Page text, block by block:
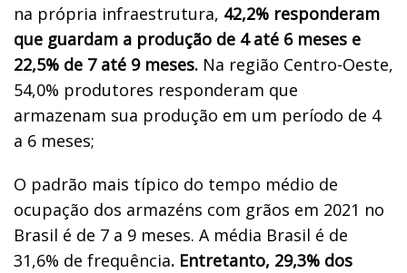
na própria infraestrutura, 42,2% responderam
que guardam a produção de 4 até 6 meses e
22,5% de 7 até 9 meses. Na região Centro-Oeste,
54,0% produtores responderam que
armazenam sua produção em um período de 4
a 6 meses;
O padrão mais típico do tempo médio de
ocupação dos armazéns com grãos em 2021 no
Brasil é de 7 a 9 meses. A média Brasil é de
31,6% de frequência. Entretanto, 29,3% dos